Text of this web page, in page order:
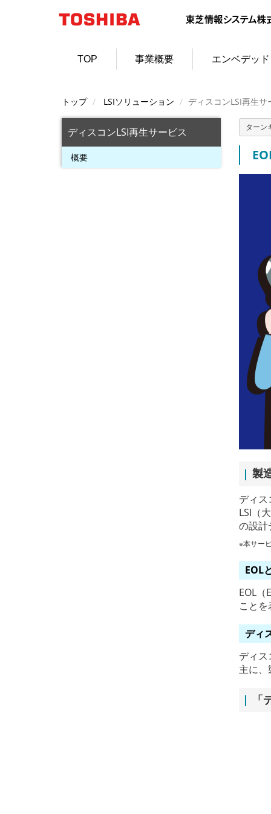
TOP 事業概要 エンベデッ
トップ LSIソリューション ディスコンLSI再生サ
ターン
製
ディス
LSI（
の設計
※本サー
EOL
EOL
こと
ディ
ディ
主に
ディスコンLSI再生サービス
概要